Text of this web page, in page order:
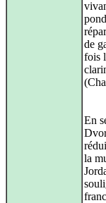
de
fois
En
la